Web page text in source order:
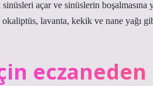
açar ve sinüslerin boşalmasına
okaliptüs, lavanta, kekik ve nane yağı
eczaneden